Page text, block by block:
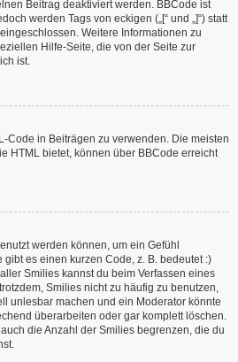
Beitrag deaktiviert werden. BBCode ist
werden Tags von eckigen („[“ und „]“) statt
eingeschlossen. Weitere Informationen zu
Hilfe-Seite, die von der Seite zur
ist.
Code in Beiträgen zu verwenden. Die meisten
HTML bietet, können über BBCode erreicht
werden können, um ein Gefühl
es einen kurzen Code, z. B. bedeutet :)
Smilies kannst du beim Verfassen eines
Smilies nicht zu häufig zu benutzen,
unlesbar machen und ein Moderator könnte
überarbeiten oder gar komplett löschen.
die Anzahl der Smilies begrenzen, die du